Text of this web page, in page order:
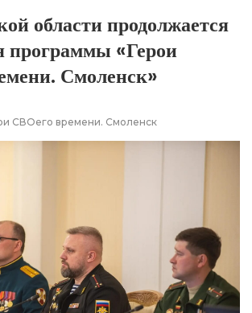
области продолжается
программы «Герои
Смоленск»
СВОего времени. Смоленск